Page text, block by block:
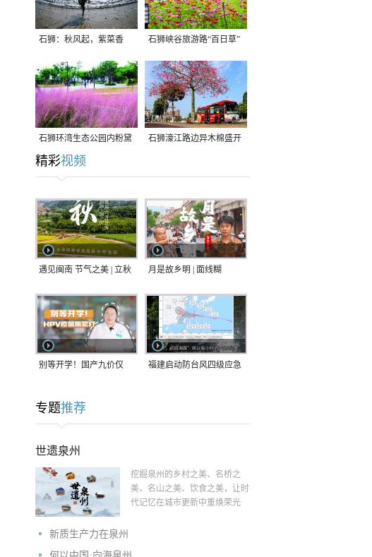
石狮：秋风起，紫菜香 石狮峡谷旅游路“百日草”
争相斗艳
石狮环湾生态公园内粉黛
乱子草盛放
石狮濠江路边异木棉盛开
精彩视频
遇见闽南 节气之美 | 立秋 月是故乡明 | 面线糊
别等开学！国产九价仅
紧打
福建启动防台风四级应急
专题推荐
世遗泉州
挖掘泉州的乡村之美、名桥之
美、名山之美、饮食之美，让时
代记忆在城市更新中重焕荣光
新质生产力在泉州